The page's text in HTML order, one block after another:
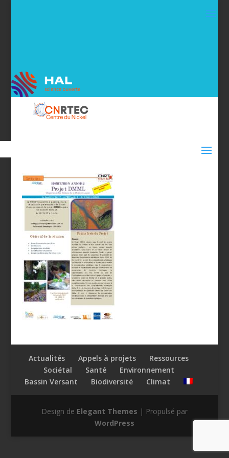
Actualités Appels à projets
Ressources
Sociétal
Santé
Environnement
Bassin Versant
Biodiversité Climat
Design de Elegant Themes | Propulsé par
WordPress